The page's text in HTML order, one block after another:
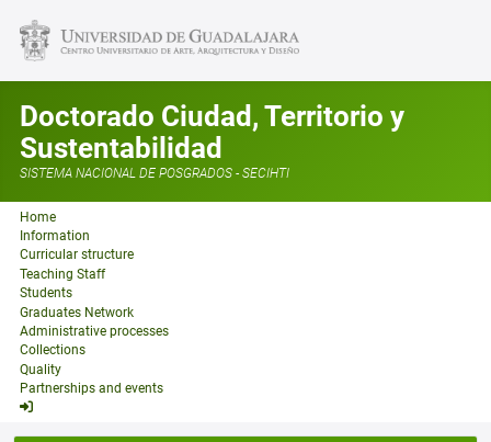
Doctorado Ciudad, Territorio y
Sustentabilidad
SISTEMA NACIONAL DE POSGRADOS - SECIHTI
Home
Information
Curricular structure
Teaching Staff
Students
Graduates Network
Administrative processes
Collections
Quality
Partnerships and events